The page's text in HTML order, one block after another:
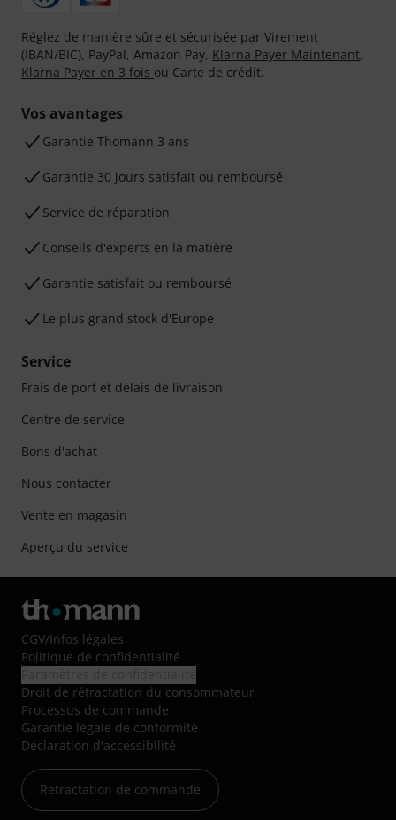
Réglez de manière sûre et sécurisée par Virement
(IBAN/BIC), PayPal, Amazon Pay, Klarna Payer Maintenant,
Klarna Payer en 3 fois ou Carte de crédit.
Vos avantages
Ga­ran­tie Thomann 3 ans
Garantie 30 jours satisfait ou remboursé
Service de réparation
Conseils d'experts en la matière
Garantie satisfait ou remboursé
Le plus grand stock d'Europe
Service
Frais de port et délais de livraison
Centre de service
Bons d'achat
Nous contacter
Vente en magasin
Aperçu du service
CGV/Infos légales
Politique de confidentialité
Droit de rétractation du consommateur
Processus de commande
Garantie légale de conformité
Déclaration d'accessibilité
Rétractation de commande